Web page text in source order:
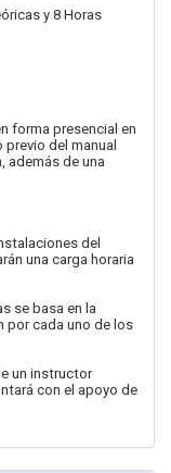
y 8 Horas
forma presencial en
del manual
además de una
del
una carga horaria
se basa en la
por cada uno de los
un instructor
con el apoyo de